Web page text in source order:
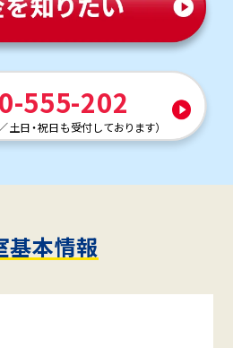
555-202
／土日・祝日も受付しております）
基本情報